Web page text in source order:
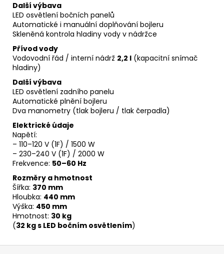
Další výbava
LED osvětlení bočních panelů
Automatické i manuální doplňování bojleru
Skleněná kontrola hladiny vody v nádržce
Přívod vody
Vodovodní řád / interní nádrž 2,2 l (kapacitní snímač
hladiny)
Další výbava
LED osvětlení zadního panelu
Automatické plnění bojleru
Dva manometry (tlak bojleru / tlak čerpadla)
Elektrické údaje
Napětí:
– 110–120 V (1F) / 1500 W
– 230–240 V (1F) / 2000 W
Frekvence: 50–60 Hz
Rozměry a hmotnost
Šířka: 370 mm
Hloubka: 440 mm
Výška: 450 mm
Hmotnost: 30 kg
(32 kg s LED bočním osvětlením)